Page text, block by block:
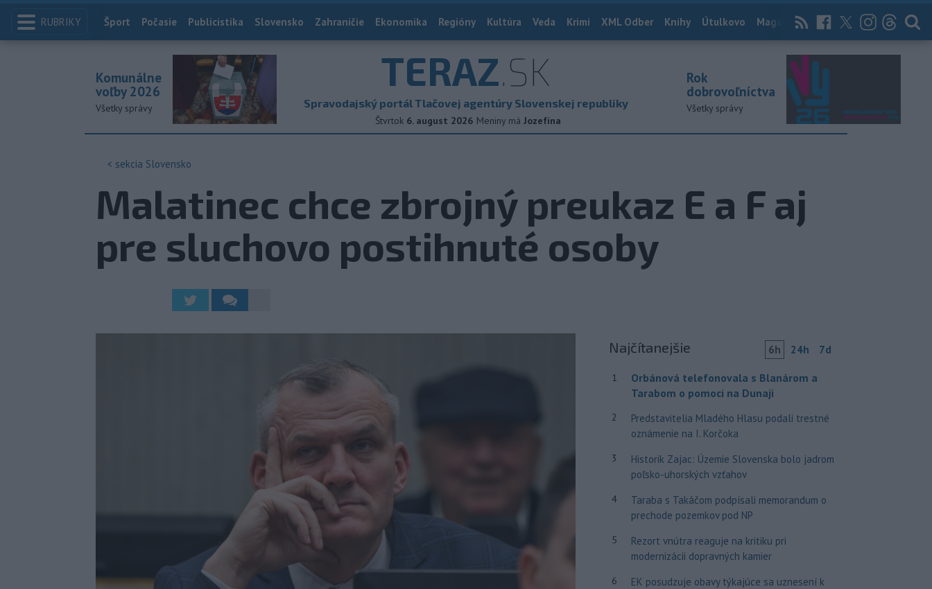
RUBRIKY Index
Šport Počasie Publicistika Slovensko Zahraničie Ekonomika Regióny Kultúra Veda Krimi XML Odber Knihy Útulkovo Magazín News Now Archív
TERAZ.SK
Spravodajský portál Tlačovej agentúry Slovenskej republiky
Štvrtok 6. august 2026 Meniny má Jozefína
Komunálne
voľby 2026
Všetky správy
Rok
dobrovoľníctva
Všetky správy
< sekcia Slovensko
Malatinec chce zbrojný preukaz E a F aj
pre sluchovo postihnuté osoby
Najčítanejšie 6h 24h 7d
1
Orbánová telefonovala s Blanárom a
Tarabom o pomoci na Dunaji
2
Predstavitelia Mladého Hlasu podali trestné
oznámenie na I. Korčoka
3
Historik Zajac: Územie Slovenska bolo jadrom
poľsko-uhorských vzťahov
4
Taraba s Takáčom podpísali memorandum o
prechode pozemkov pod NP
5
Rezort vnútra reaguje na kritiku pri
modernizácii dopravných kamier
6
EK posudzuje obavy týkajúce sa uznesení k